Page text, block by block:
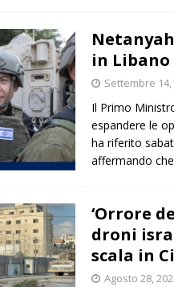
in Libano
Settembre 14,
Il Primo
espandere le
ha riferito
affermando
‘Orrore
droni
scala in
Agosto 28,